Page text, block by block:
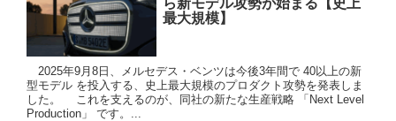
ら新モデル攻勢が始まる【史上
最大規模】
2025年9月8日、メルセデス・ベンツは今後3年間で 40以上の新
型モデル を投入する、史上最大規模のプロダクト攻勢を発表しま
した。 これを支えるのが、同社の新たな生産戦略 「Next Level
Production」 です。...